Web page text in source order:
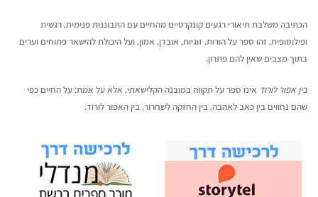
הכתיבה משלבת תיאורי רגעים קונקרטיים מהחיים עם התבוננות פנימית, רגשית
ופילוסופית. זהו ספר על הורות, זוגיות, אובדן, אמון, ועל היכולת להישאר פתוחים וערים
בתוך מצבים שאין להם פתרון.
בין אפור לורוד אינו ספר על תקווה במובנה הקלישאתי, אלא על אמת: על החיים כפי
שהם נחווים בין כאב לאהבה, בין החזקה לשחרור, בין האפור לורוד.